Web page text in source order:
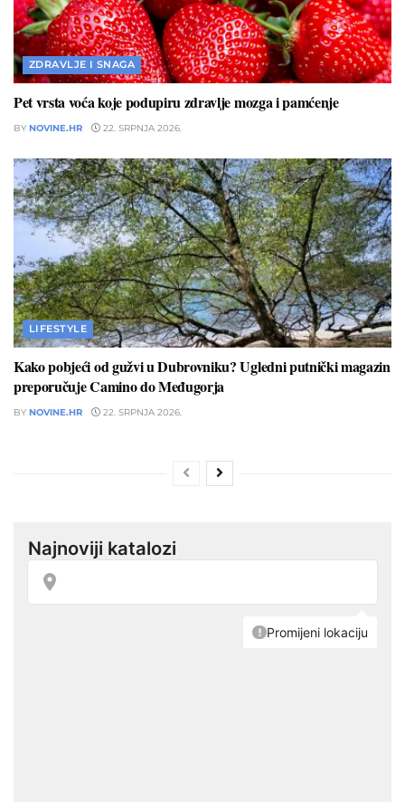
ZDRAVLJE I SNAGA
Pet vrsta voća koje podupiru zdravlje mozga i pamćenje
BY NOVINE.HR 22. SRPNJA 2026.
LIFESTYLE
Kako pobjeći od gužvi u Dubrovniku? Ugledni putnički magazin
preporučuje Camino do Međugorja
BY NOVINE.HR 22. SRPNJA 2026.